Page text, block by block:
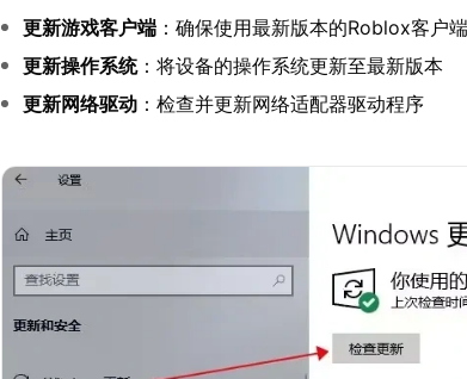
更新游戏客户端 ：确保使用最新版本的Roblox客户端
更新操作系统：将设备的操作系统更新至最新版本
更新网络驱动 ：检查并更新网络适配器驱动程序